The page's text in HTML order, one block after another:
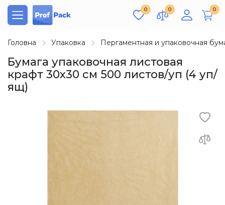
0 0 0
Головна Упаковка Пергаментная и упаковочная
Бумага упаковочная листовая
крафт 30х30 см 500 листов/уп (4 уп/
ящ)